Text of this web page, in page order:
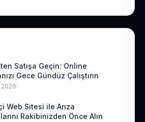
Satışa Geçin: Online
Gece Gündüz Çalıştırın
2026
Web Sitesi ile Arıza
Rakibinizden Önce Alın